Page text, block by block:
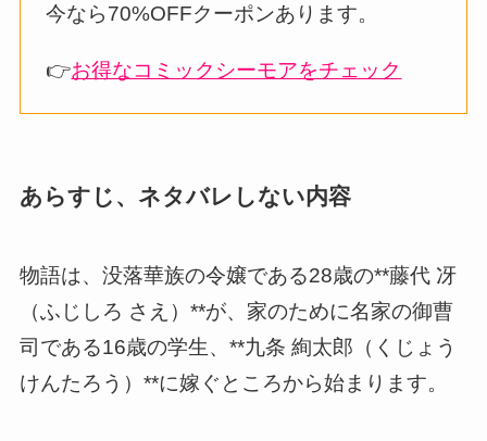
今なら70%OFFクーポンあります。
👉お得なコミックシーモアをチェック
あらすじ、ネタバレしない内容
物語は、没落華族の令嬢である28歳の**藤代 冴
（ふじしろ さえ）**が、家のために名家の御曹
司である16歳の学生、**九条 絢太郎（くじょう
けんたろう）**に嫁ぐところから始まります。